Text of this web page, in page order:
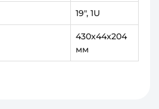
19", 1U
430x44x204
мм